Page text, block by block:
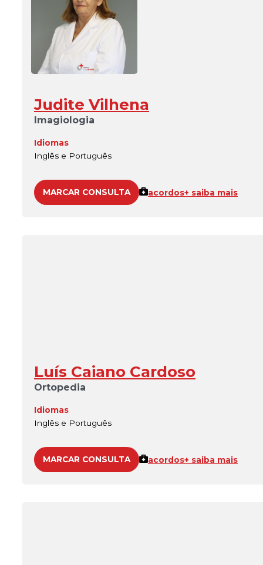
Judite Vilhena
Imagiologia
Idiomas
Inglês e Português
MARCAR CONSULTA acordos+ saiba mais
Luís Caiano Cardoso
Ortopedia
Idiomas
Inglês e Português
MARCAR CONSULTA acordos+ saiba mais